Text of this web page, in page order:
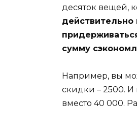
десяток вещей,
сумму
Например, вы
скидки – 2500.
вместо 40 000.